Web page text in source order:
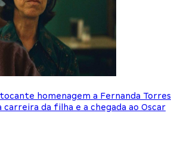
homenagem a Fernanda Torres
da filha e a chegada ao Oscar